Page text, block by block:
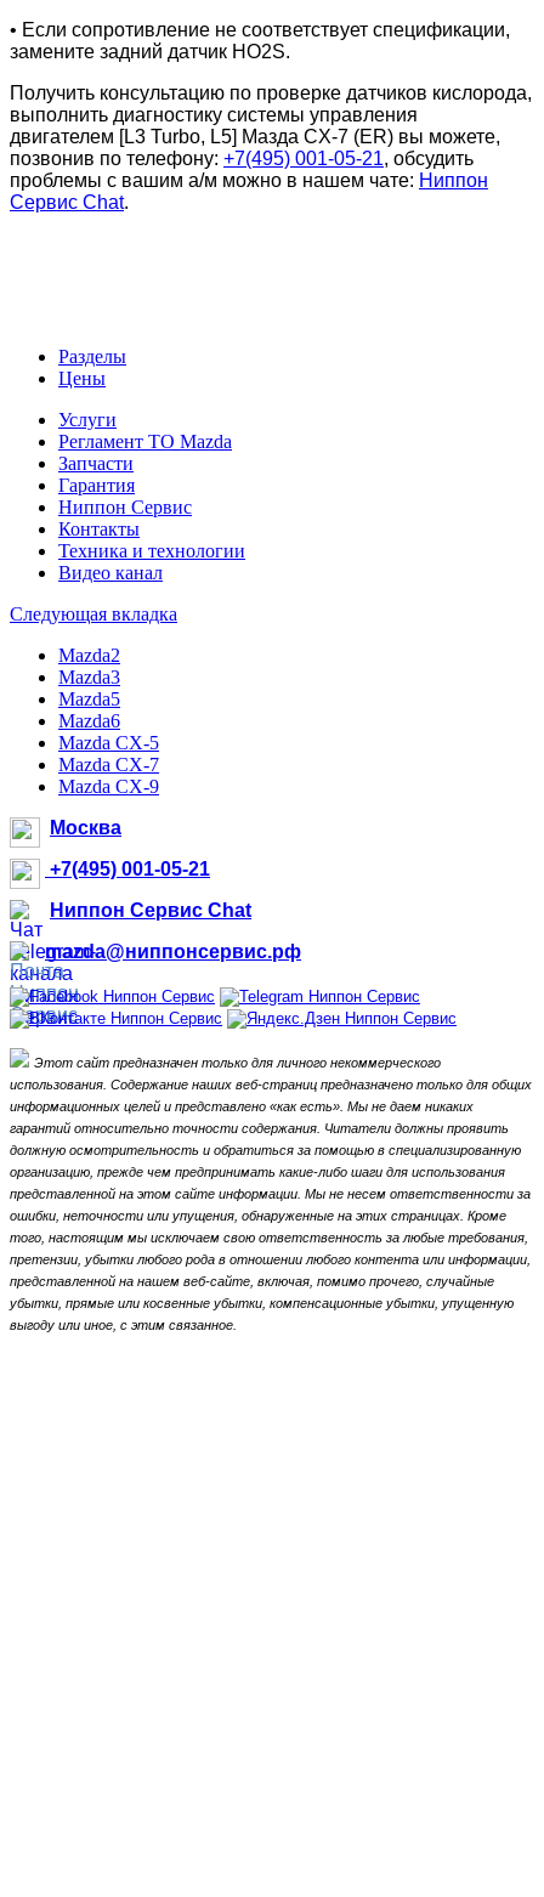
• Если сопротивление не соответствует спецификации,
замените задний датчик HO2S.
Получить консультацию по проверке датчиков кислорода,
выполнить диагностику системы управления
двигателем [L3 Turbo, L5] Мазда CX-7 (ER) вы можете,
позвонив по телефону: +7(495) 001-05-21, обсудить
проблемы с вашим а/м можно в нашем чате: Ниппон
Сервис Chat.
Разделы
Цены
Услуги
Регламент ТО Mazda
Запчасти
Гарантия
Ниппон Сервис
Контакты
Техника и технологии
Видео канал
Следующая вкладка
Mazda2
Mazda3
Mazda5
Mazda6
Mazda CX-5
Mazda CX-7
Mazda CX-9
Москва
+7(495) 001-05-21
Ниппон Сервис Chat
mazda@ниппонсервис.рф
Этот сайт предназначен только для личного некоммерческого
использования. Содержание наших веб-страниц предназначено только для общих
информационных целей и представлено «как есть». Мы не даем никаких
гарантий относительно точности содержания. Читатели должны проявить
должную осмотрительность и обратиться за помощью в специализированную
организацию, прежде чем предпринимать какие-либо шаги для использования
представленной на этом сайте информации. Мы не несем ответственности за
ошибки, неточности или упущения, обнаруженные на этих страницах. Кроме
того, настоящим мы исключаем свою ответственность за любые требования,
претензии, убытки любого рода в отношении любого контента или информации,
представленной на нашем веб-сайте, включая, помимо прочего, случайные
убытки, прямые или косвенные убытки, компенсационные убытки, упущенную
выгоду или иное, с этим связанное.